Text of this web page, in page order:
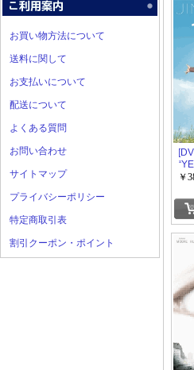
お買い物方法について
送料に関して
お支払いについて
配送について
よくある質問
お問い合わせ
サイトマップ
プライバシーポリシー
特定商取引表
割引クーポン・ポイント
ー
￥